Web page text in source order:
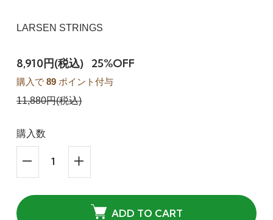
LARSEN STRINGS
8,910円(税込) 25%OFF
購入で 89ポイント付与
11,880円(税込)
購入数
ADD TO CART